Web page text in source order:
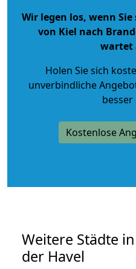
Wir legen los, wenn
von Kiel nach
wartet
Holen Sie sich
unverbindliche
besser
Kostenlose
Weitere Städte
der Havel